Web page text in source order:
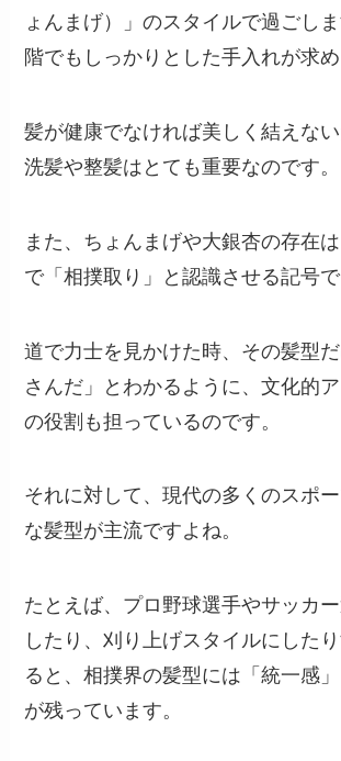
ょんまげ）」のスタイルで過ごし
階でもしっかりとした手入れが求め
髪が健康でなければ美しく結えな
洗髪や整髪はとても重要なのです。
また、ちょんまげや大銀杏の存在
で「相撲取り」と認識させる記号で
道で力士を見かけた時、その髪型
さんだ」とわかるように、文化的
の役割も担っているのです。
それに対して、現代の多くのスポ
な髪型が主流ですよね。
たとえば、プロ野球選手やサッカ
したり、刈り上げスタイルにした
ると、相撲界の髪型には「統一感」
が残っています。